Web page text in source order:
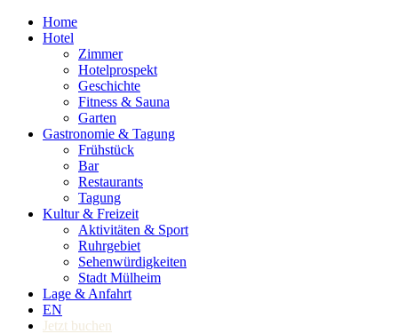
Home
Hotel
Zimmer
Hotelprospekt
Geschichte
Fitness & Sauna
Garten
Gastronomie & Tagung
Frühstück
Bar
Restaurants
Tagung
Kultur & Freizeit
Aktivitäten & Sport
Ruhrgebiet
Sehenwürdigkeiten
Stadt Mülheim
Lage & Anfahrt
EN
Jetzt buchen